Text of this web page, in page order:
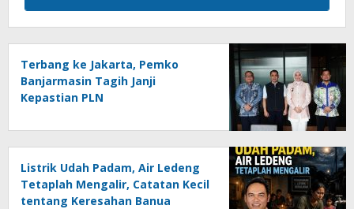
Terbang ke Jakarta, Pemko
Banjarmasin Tagih Janji
Kepastian PLN
Listrik Udah Padam, Air Ledeng
Tetaplah Mengalir, Catatan Kecil
tentang Keresahan Banua